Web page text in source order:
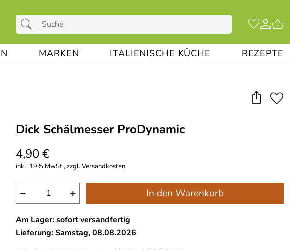
MARKEN ITALIENISCHE KÜCHE REZEPTE
Dick Schälmesser ProDynamic
4,90 €
inkl. 19% MwSt., zzgl.Versandkosten
− + In den Warenkorb
Am Lager: sofort versandfertig
Lieferung: Samstag, 08.08.2026